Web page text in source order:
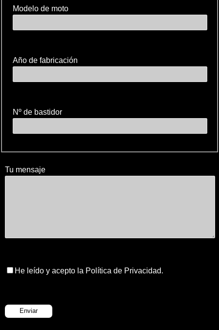
Modelo de moto
Año de fabricación
Nº de bastidor
Tu mensaje
He leído y acepto la Política de Privacidad.